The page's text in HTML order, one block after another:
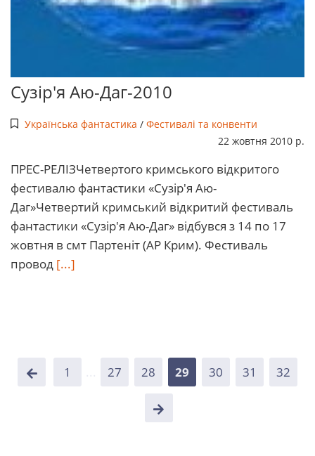
Сузір'я Аю-Даг-2010
Українська фантастика / Фестивалі та конвенти
22 жовтня 2010 р.
ПРЕС-РЕЛІЗЧетвертого кримського відкритого
фестивалю фантастики «Сузір'я Аю-
Даг»Четвертий кримський відкритий фестиваль
фантастики «Сузір'я Аю-Даг» відбувся з 14 по 17
жовтня в смт Партеніт (АР Крим). Фестиваль
провод [...]
1 27 28 29 30 31 32